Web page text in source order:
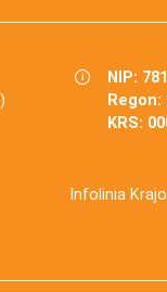
NIP:
Regon:
KRS:
Infolinia